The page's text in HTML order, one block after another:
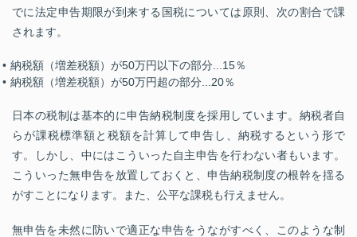
でに法定申告期限が到来する国税については原則、次の割合で課
されます。
納税額（増差税額）が50万円以下の部分...15％
納税額（増差税額）が50万円超の部分...20％
日本の税制は基本的に申告納税制度を採用しています。納税者自
らが課税標準額と税額を計算して申告し、納税するという形で
す。しかし、中にはこういった自主申告を行わない者もいます。
こういった無申告を放置しておくと、申告納税制度の根幹を揺る
がすことになります。また、公平な課税も行えません。
無申告を未然に防いで適正な申告をうながすべく、このような制